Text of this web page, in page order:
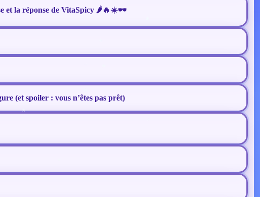
et la réponse de VitaSpicy 🌶️🔥☀️🕶️
(et spoiler : vous n’êtes pas prêt)